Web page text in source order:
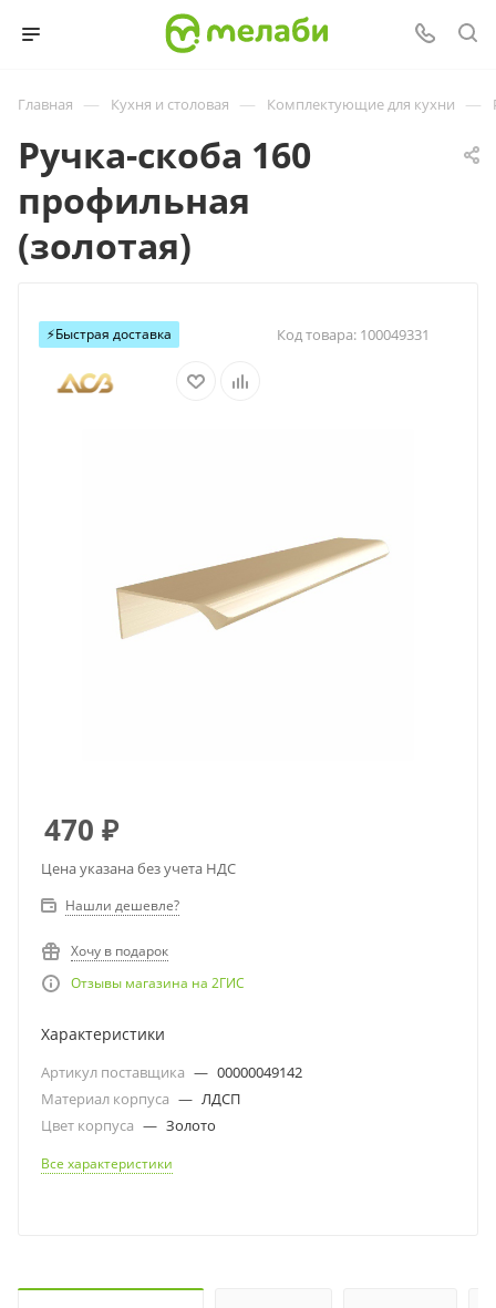
Главная — Кухня и столовая — Комплектующие для кухни —
Ручка-скоба 160
профильная
(золотая)
⚡️Быстрая доставка Код товара: 100049331
470 ₽
Цена указана без учета НДС
Нашли дешевле?
Хочу в подарок
Отзывы магазина на 2ГИС
Характеристики
Артикул поставщика — 00000049142
Материал корпуса — ЛДСП
Цвет корпуса — Золото
Все характеристики